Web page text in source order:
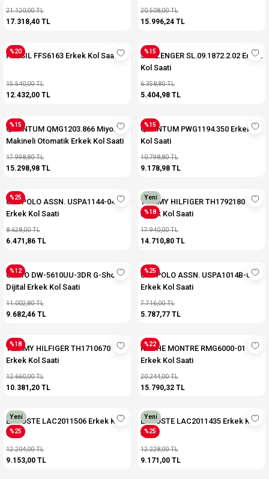
21.120,00 TL
17.318,40 TL
20.508,00 TL
15.996,24 TL
%20
FOSSIL FFS6163 Erkek Kol Saati
15.540,00 TL
12.432,00 TL
%15
SLAZENGER SL.09.1872.2.02 Erkek
Kol Saati
6.358,80 TL
5.404,98 TL
%15
QUANTUM QMG1203.866 Miyota
Makineli Otomatik Erkek Kol Saati
17.998,80 TL
15.298,98 TL
%15
QUANTUM PWG1194.350 Erkek
Kol Saati
10.798,80 TL
9.178,98 TL
%25
U.S. POLO ASSN. USPA1144-04
Erkek Kol Saati
8.628,00 TL
6.471,86 TL
Yeni
%18
TOMMY HILFIGER TH1792180
Erkek Kol Saati
17.940,00 TL
14.710,80 TL
%12
CASIO DW-5610UU-3DR G-Shock
Dijital Erkek Kol Saati
11.002,80 TL
9.682,46 TL
%25
U.S. POLO ASSN. USPA1014B-02
Erkek Kol Saati
7.716,00 TL
5.787,77 TL
%18
TOMMY HILFIGER TH1710670
Erkek Kol Saati
12.660,00 TL
10.381,20 TL
%22
ROCHE MONTRE RMG6000-01
Erkek Kol Saati
20.244,00 TL
15.790,32 TL
Yeni
%25
LACOSTE LAC2011506 Erkek Kol
Saati
12.204,00 TL
9.153,00 TL
Yeni
%25
LACOSTE LAC2011435 Erkek Kol
Saati
12.228,00 TL
9.171,00 TL